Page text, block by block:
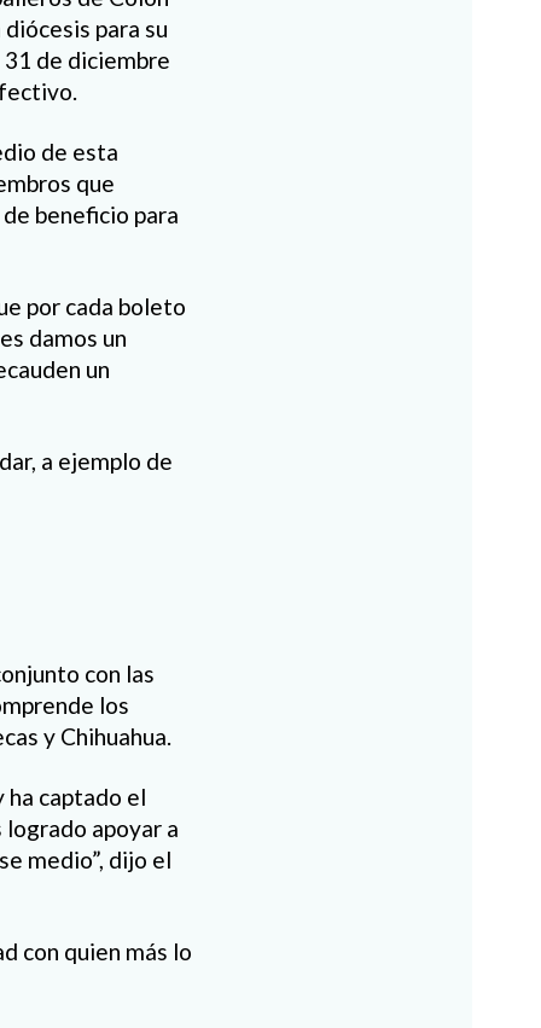
para su
31 de diciembre
de esta
que
beneficio para
por cada boleto
damos un
un
a ejemplo de
con las
los
y Chihuahua.
ha captado el
logrado apoyar a
medio”, dijo el
con quien más lo